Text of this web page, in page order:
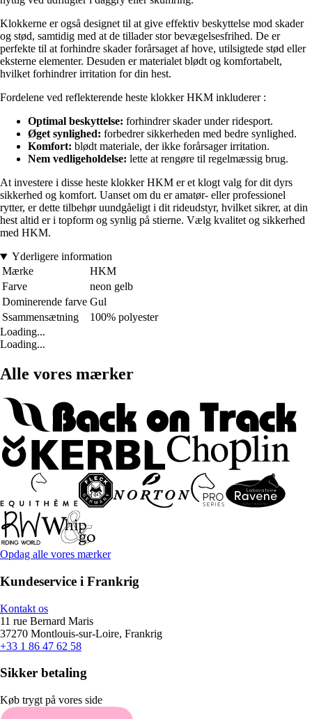
Klokkerne er også designet til at give effektiv beskyttelse mod skader
og stød, samtidig med at de tillader stor bevægelsesfrihed. De er
perfekte til at forhindre skader forårsaget af hove, utilsigtede stød eller
eksterne elementer. Desuden er materialet blødt og komfortabelt,
hvilket forhindrer irritation for din hest.
Fordelene ved reflekterende heste klokker HKM inkluderer :
Optimal beskyttelse: forhindrer skader under ridesport.
Øget synlighed: forbedrer sikkerheden med bedre synlighed.
Komfort: blødt materiale, der ikke forårsager irritation.
Nem vedligeholdelse: lette at rengøre til regelmæssig brug.
At investere i disse heste klokker HKM er et klogt valg for dit dyrs
sikkerhed og komfort. Uanset om du er amatør- eller professionel
rytter, er dette tilbehør uundgåeligt i dit rideudstyr, hvilket sikrer, at din
hest altid er i topform og synlig på stierne. Vælg kvalitet og sikkerhed
med HKM.
Yderligere information
Mærke
HKM
Farve
neon gelb
Dominerende farve Gul
Ssammensætning
100% polyester
Loading...
Loading...
Alle vores mærker
Opdag alle vores mærker
Kundeservice i Frankrig
Kontakt os
11 rue Bernard Maris
37270 Montlouis-sur-Loire, Frankrig
+33 1 86 47 62 58
Sikker betaling
Køb trygt på vores side